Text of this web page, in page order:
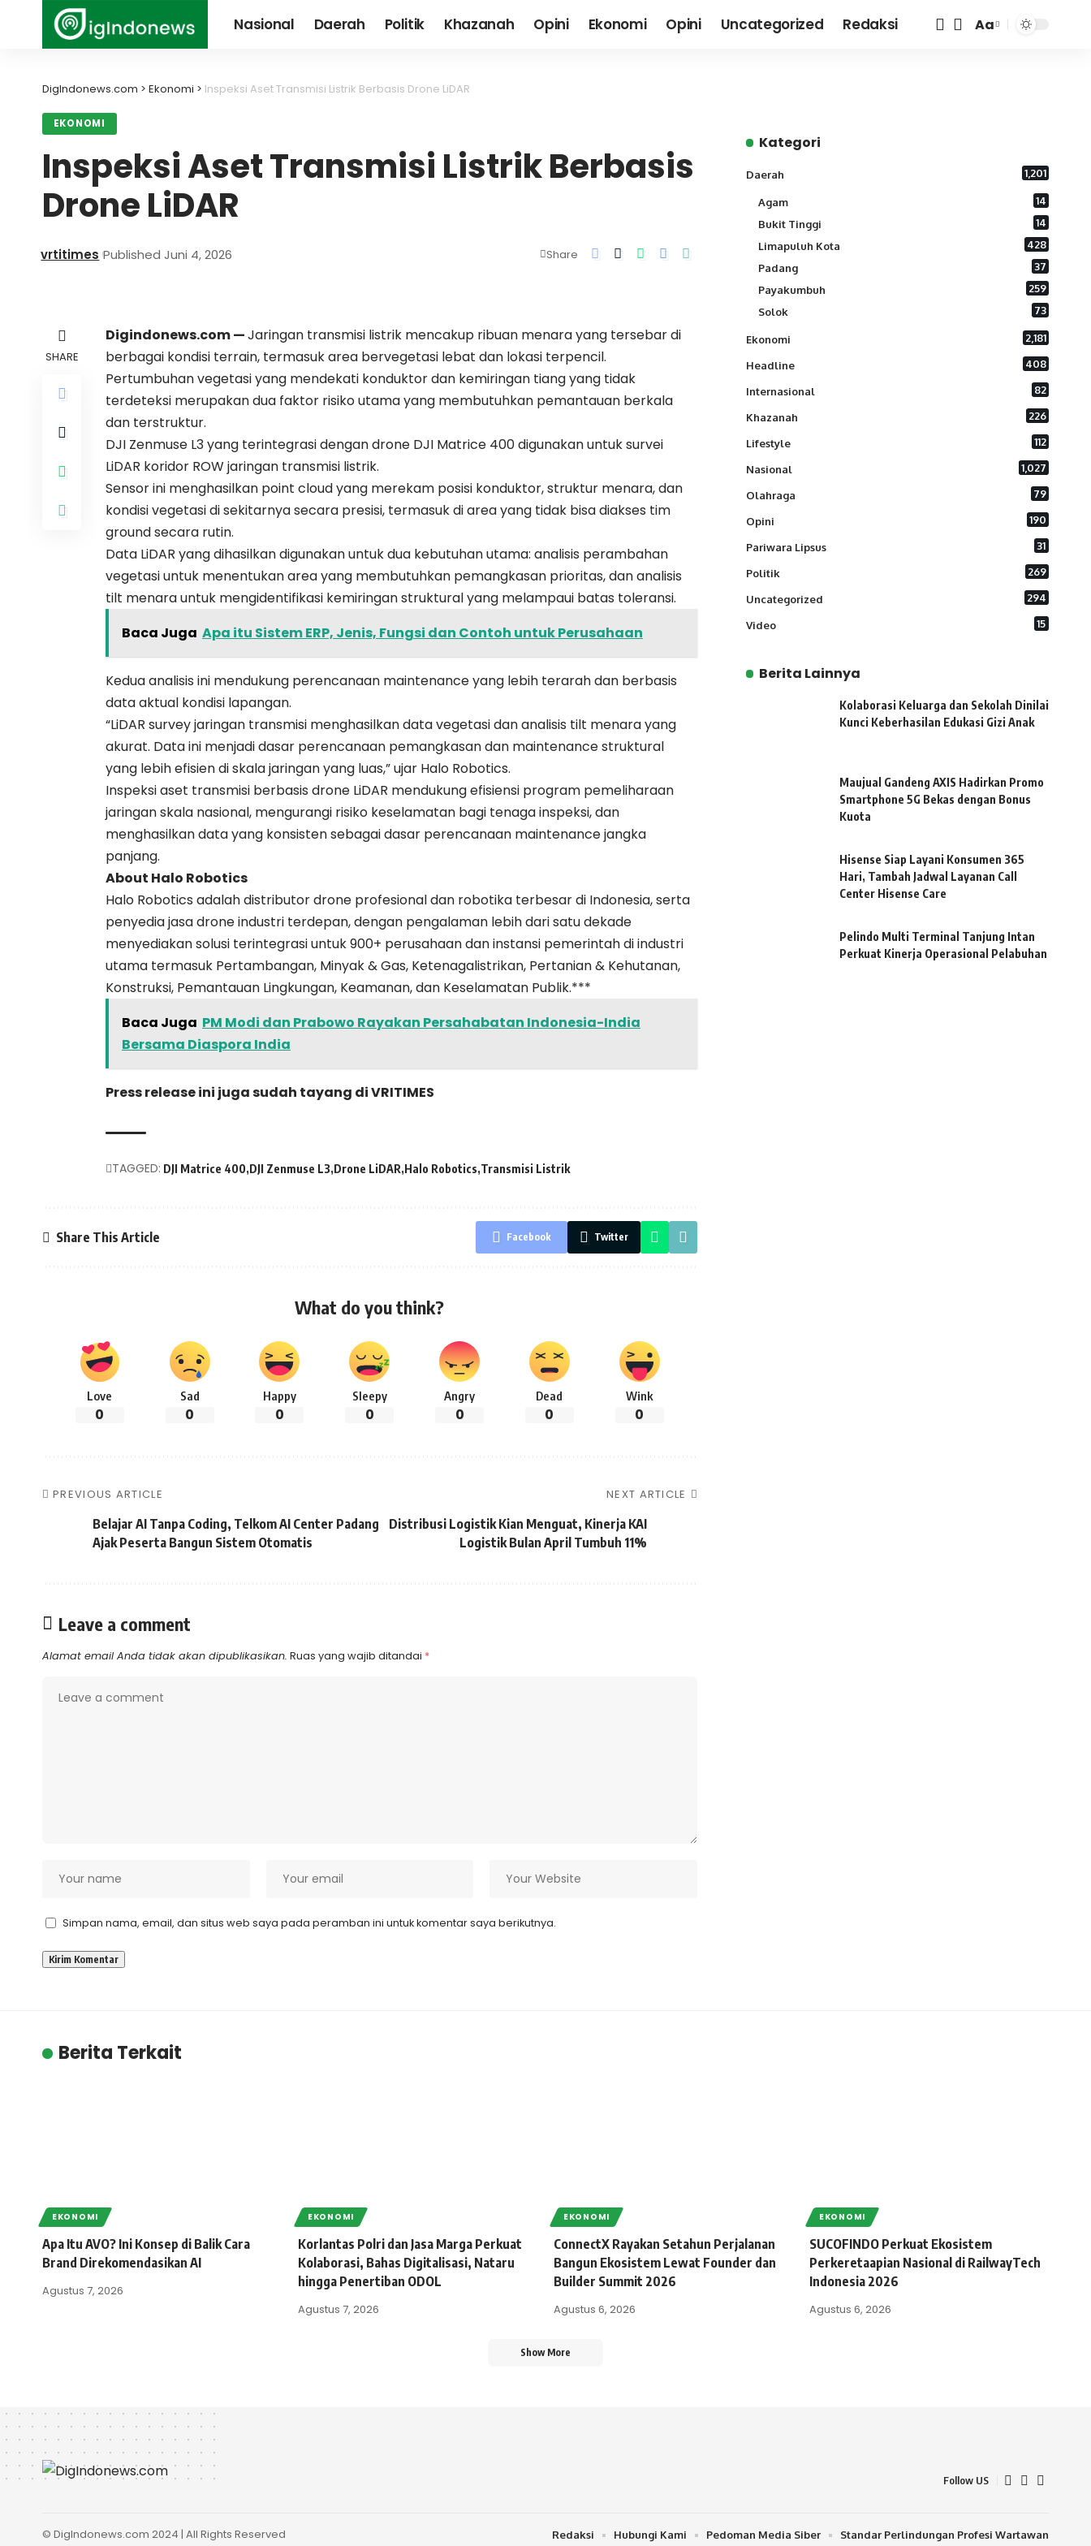
Nasional Daerah Politik Khazanah Opini Ekonomi Opini Uncategorized Redaksi
Font
Aa
DigIndonews.com > Ekonomi > Inspeksi Aset Transmisi Listrik Berbasis Drone LiDAR
EKONOMI
Inspeksi Aset Transmisi Listrik Berbasis
Drone LiDAR
vrtitimes Published Juni 4, 2026 Share
SHARE
Digindonews.com —Jaringan transmisi listrik mencakup ribuan menara yang tersebar di
berbagai kondisi terrain, termasuk area bervegetasi lebat dan lokasi terpencil.
Pertumbuhan vegetasi yang mendekati konduktor dan kemiringan tiang yang tidak
terdeteksi merupakan dua faktor risiko utama yang membutuhkan pemantauan berkala
dan terstruktur.
DJI Zenmuse L3yang terintegrasi dengan drone DJI Matrice 400digunakan untuk survei
LiDAR koridor ROW jaringan transmisi listrik.
Sensor ini menghasilkan point cloud yang merekam posisi konduktor, struktur menara, dan
kondisi vegetasi di sekitarnya secara presisi, termasuk di area yang tidak bisa diakses tim
ground secara rutin.
Data LiDAR yang dihasilkan digunakan untuk dua kebutuhan utama: analisis perambahan
vegetasi untuk menentukan area yang membutuhkan pemangkasan prioritas, dan analisis
tilt menara untuk mengidentifikasi kemiringan struktural yang melampaui batas toleransi.
Baca Juga Apa itu Sistem ERP, Jenis, Fungsi dan Contoh untuk Perusahaan
Kedua analisis ini mendukung perencanaan maintenance yang lebih terarah dan berbasis
data aktual kondisi lapangan.
“LiDAR survey jaringan transmisi menghasilkan data vegetasi dan analisis tilt menara yang
akurat. Data ini menjadi dasar perencanaan pemangkasan dan maintenance struktural
yang lebih efisien di skala jaringan yang luas,” ujar Halo Robotics.
Inspeksi aset transmisi berbasis drone LiDAR mendukung efisiensi program pemeliharaan
jaringan skala nasional, mengurangi risiko keselamatan bagi tenaga inspeksi, dan
menghasilkan data yang konsisten sebagai dasar perencanaan maintenance jangka
panjang.
About Halo Robotics
Halo Robotics adalah distributor drone profesional dan robotika terbesar di Indonesia, serta
penyedia jasa drone industri terdepan, dengan pengalaman lebih dari satu dekade
menyediakan solusi terintegrasi untuk 900+ perusahaan dan instansi pemerintah di industri
utama termasuk Pertambangan, Minyak & Gas, Ketenagalistrikan, Pertanian & Kehutanan,
Konstruksi, Pemantauan Lingkungan, Keamanan, dan Keselamatan Publik.***
Baca Juga PM Modi dan Prabowo Rayakan Persahabatan Indonesia-India
Bersama Diaspora India
Press release ini juga sudah tayang diVRITIMES
TAGGED: DJI Matrice 400 DJI Zenmuse L3 Drone LiDAR Halo Robotics Transmisi Listrik
Share This Article Facebook Twitter
What do you think?
Love
0
Sad
0
Happy
0
Sleepy
0
Angry
0
Dead
0
Wink
0
PREVIOUS ARTICLE
Belajar AI Tanpa Coding, Telkom AI Center Padang
Ajak Peserta Bangun Sistem Otomatis
NEXT ARTICLE
Distribusi Logistik Kian Menguat, Kinerja KAI
Logistik Bulan April Tumbuh 11%
Leave a comment
Alamat email Anda tidak akan dipublikasikan. Ruas yang wajib ditandai *
Simpan nama, email, dan situs web saya pada peramban ini untuk komentar saya berikutnya.
Kategori
Daerah 1,201
Agam
14
Bukit Tinggi
14
Limapuluh Kota
428
Padang
37
Payakumbuh
259
Solok
73
Ekonomi 2,181
Headline 408
Internasional 82
Khazanah 226
Lifestyle 112
Nasional 1,027
Olahraga 79
Opini 190
Pariwara Lipsus 31
Politik 269
Uncategorized 294
Video 15
Berita Lainnya
Kolaborasi Keluarga dan Sekolah Dinilai
Kunci Keberhasilan Edukasi Gizi Anak
Maujual Gandeng AXIS Hadirkan Promo
Smartphone 5G Bekas dengan Bonus
Kuota
Hisense Siap Layani Konsumen 365
Hari, Tambah Jadwal Layanan Call
Center Hisense Care
Pelindo Multi Terminal Tanjung Intan
Perkuat Kinerja Operasional Pelabuhan
Berita Terkait
EKONOMI
Apa Itu AVO? Ini Konsep di Balik Cara
Brand Direkomendasikan AI
Agustus 7, 2026
EKONOMI
Korlantas Polri dan Jasa Marga Perkuat
Kolaborasi, Bahas Digitalisasi, Nataru
hingga Penertiban ODOL
Agustus 7, 2026
EKONOMI
ConnectX Rayakan Setahun Perjalanan
Bangun Ekosistem Lewat Founder dan
Builder Summit 2026
Agustus 6, 2026
EKONOMI
SUCOFINDO Perkuat Ekosistem
Perkeretaapian Nasional di RailwayTech
Indonesia 2026
Agustus 6, 2026
Show More
Follow US
© DigIndonews.com 2024 | All Rights Reserved Redaksi Hubungi Kami Pedoman Media Siber Standar Perlindungan Profesi Wartawan